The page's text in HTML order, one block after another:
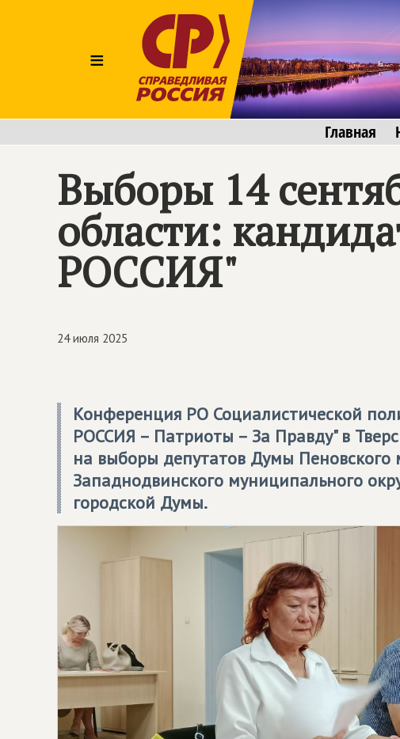
≡
Главная
Выборы 14
области:
РОССИЯ"
24 июля 2025
Конференция РО Социалистической
РОССИЯ – Патриоты – За Правду" в
на выборы депутатов Думы Пеновского
Западнодвинского муниципального
городской Думы.